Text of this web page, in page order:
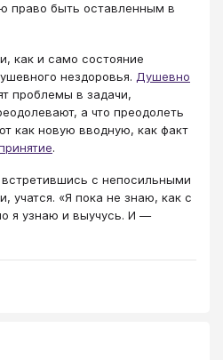
право быть оставленным в
как и само состояние
нездоровья. Душевно
проблемы в задачи,
а что преодолеть
как новую вводную, как факт
.
встретившись с непосильными
учатся. «Я пока не знаю, как с
я узнаю и выучусь. И ―